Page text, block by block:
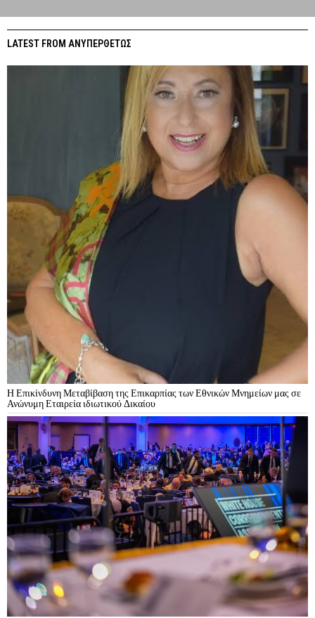
LATEST FROM ΑΝΥΠΕΡΘΕΤΩΣ
Η Επικίνδυνη Μεταβίβαση της Επικαρπίας των Εθνικών Μνημείων μας σε
Ανώνυμη Εταιρεία ιδιωτικού Δικαίου